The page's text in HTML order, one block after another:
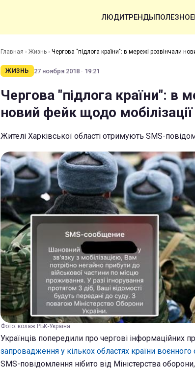
ЛЮДИТРЕНДЫПОЛЕЗНОЕ
Главная › Жизнь › Чергова "підлога країни": в мережі розвінчали
ЖИЗНЬ 27 ноября 2018 · 19:21
Чергова "підлога країни": в
новий фейк щодо мобілізації
Жителі Харківської області отримують SMS-
Фото: колаж РБК-Україна
Українців попередили про чергові інформаційних
запровадження у кількох областях країни воєнного
SMS-повідомлення нібито від Міністерства